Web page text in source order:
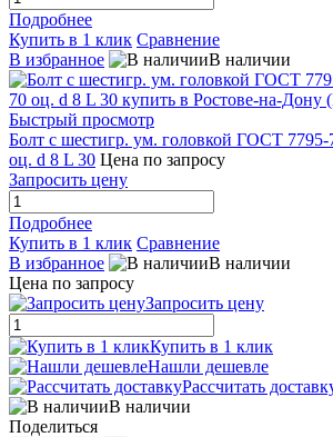
Подробнее
Купить в 1 клик Сравнение
В избранное
В наличии
Быстрый просмотр
Болт с шестигр. ум. головкой ГОСТ 7795-
оц. d 8 L 30 Цена по запросу
Запросить цену
Подробнее
Купить в 1 клик Сравнение
В избранное
В наличии
Цена по запросу
Запросить цену
Купить в 1 клик
Нашли дешевле
Рассчитать
В наличии
Поделиться